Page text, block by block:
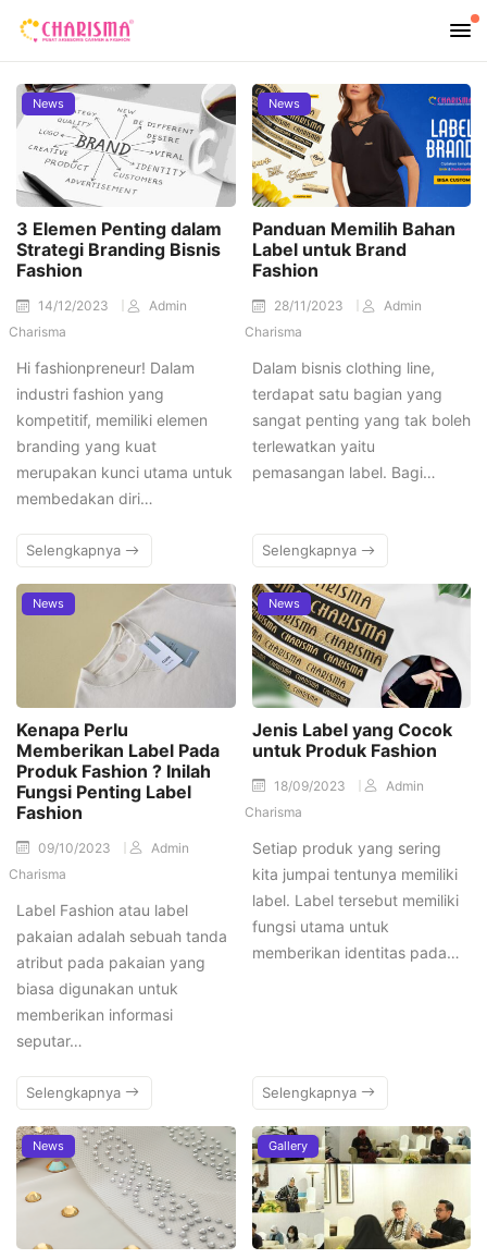
News
3 Elemen Penting dalam
Strategi Branding Bisnis
Fashion
14/12/2023
Admin
Charisma
Hi fashionpreneur! Dalam
industri fashion yang
kompetitif, memiliki elemen
branding yang kuat
merupakan kunci utama untuk
membedakan diri…
Selengkapnya
News
Panduan Memilih Bahan
Label untuk Brand
Fashion
28/11/2023
Admin
Charisma
Dalam bisnis clothing line,
terdapat satu bagian yang
sangat penting yang tak boleh
terlewatkan yaitu
pemasangan label. Bagi…
Selengkapnya
News
Kenapa Perlu
Memberikan Label Pada
Produk Fashion ? Inilah
Fungsi Penting Label
Fashion
09/10/2023
Admin
Charisma
Label Fashion atau label
pakaian adalah sebuah tanda
atribut pada pakaian yang
biasa digunakan untuk
memberikan informasi
seputar…
Selengkapnya
News
Jenis Label yang Cocok
untuk Produk Fashion
18/09/2023
Admin
Charisma
Setiap produk yang sering
kita jumpai tentunya memiliki
label. Label tersebut memiliki
fungsi utama untuk
memberikan identitas pada…
Selengkapnya
News Gallery